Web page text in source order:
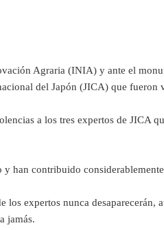
Agraria (INIA) y ante el
del Japón (JICA) que fueron
a los tres expertos de JICA
han contribuido
expertos nunca desaparecerán,
jamás.